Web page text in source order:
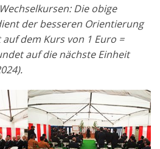
Die obige
der besseren Orientierung
dem Kurs von 1 Euro =
auf die nächste Einheit